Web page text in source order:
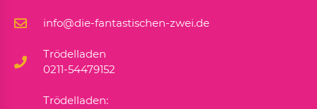
info@die-fantastischen-zwei.de
Trödelladen
0211-54479152
Trödelladen: